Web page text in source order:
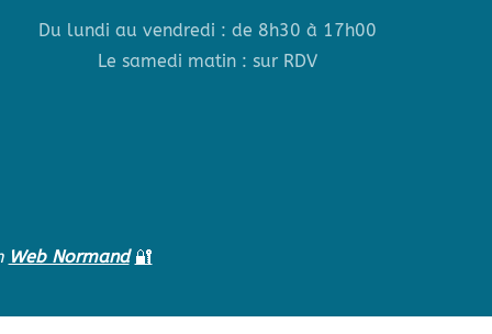
Du lundi au vendredi : de 8h30 à 17h00
Le samedi matin : sur RDV
Web Normand 🔐